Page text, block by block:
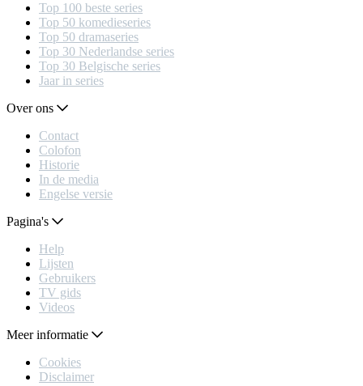
Top 100 beste series
Top 50 komedieseries
Top 50 dramaseries
Top 30 Nederlandse series
Top 30 Belgische series
Jaar in series
Over ons
Contact
Colofon
Historie
In de media
Engelse versie
Pagina's
Help
Lijsten
Gebruikers
TV gids
Videos
Meer informatie
Cookies
Disclaimer